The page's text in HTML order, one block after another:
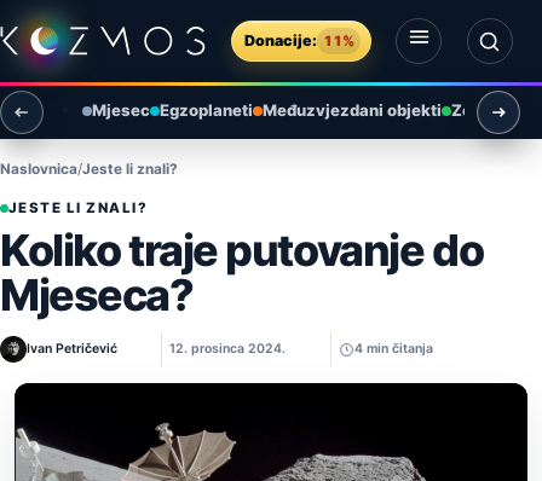
Preskoči na sadržaj
Donacije: 11%
Otvori izbornik
Otvori pretragu
Mjesec Egzoplaneti Međuzvjezdani objekti Zemlja i
Naslovnica Jeste li znali?
JESTE LI ZNALI?
Koliko traje putovanje do
Mjeseca?
Ivan Petričević 12. prosinca 2024. 4 min čitanja